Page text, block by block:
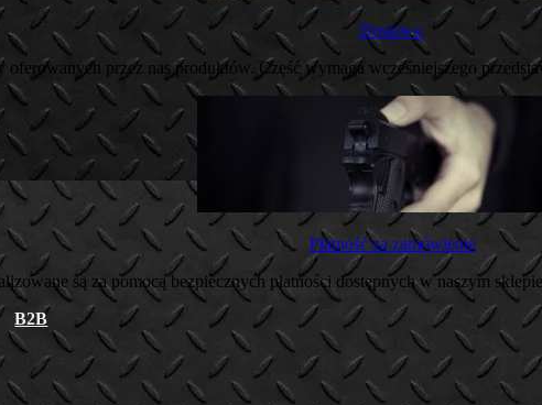
Dostawa
oferowanych przez nas produktów. Część wymaga wcześniejszego
Płatność za zamówienie
są za pomocą bezpiecznych płatności dostępnych w naszym
B2B